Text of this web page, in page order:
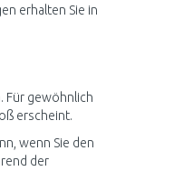
erhalten Sie in
Für gewöhnlich
erscheint.
wenn Sie den
der